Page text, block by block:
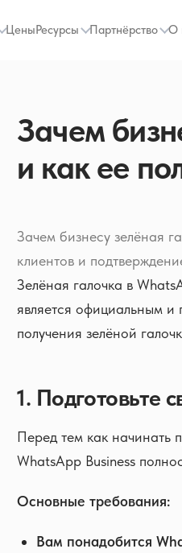
ЦеныРесурсы Партнёрство О
Зачем
и как ее
Зачем бизнесу зелёная
клиентов и
Зелёная галочка в
является официальным
получения зелёной
1. Подготовьте
Перед тем как начинать
WhatsApp Business
Основные требования:
Вам понадобится